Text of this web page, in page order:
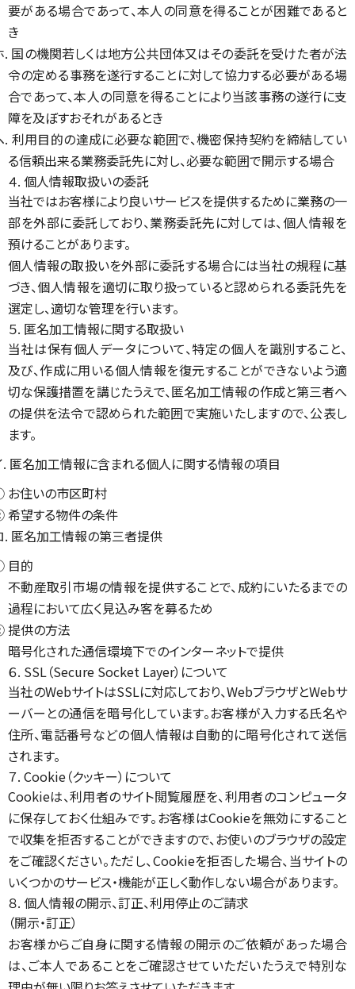
要がある場合であって、本人の同意を得ることが困難であると
き
. 国の機関若しくは地方公共団体又はその委託を受けた者が法
令の定める事務を遂行することに対して協力する必要がある場
合であって、本人の同意を得ることにより当該事務の遂行に支
障を及ぼすおそれがあるとき
. 利用目的の達成に必要な範囲で、機密保持契約を締結してい
る信頼出来る業務委託先に対し、必要な範囲で開示する場合
４. 個人情報取扱いの委託
当社ではお客様により良いサービスを提供するために業務の一
部を外部に委託しており、業務委託先に対しては、個人情報を
預けることがあります。
個人情報の取扱いを外部に委託する場合には当社の規程に基
づき、個人情報を適切に取り扱っていると認められる委託先を
選定し、適切な管理を行います。
５. 匿名加工情報に関する取扱い
当社は保有個人データについて、特定の個人を識別すること、
及び、作成に用いる個人情報を復元することができないよう適
切な保護措置を講じたうえで、匿名加工情報の作成と第三者へ
の提供を法令で認められた範囲で実施いたしますので、公表し
ます。
. 匿名加工情報に含まれる個人に関する情報の項目
住いの市区町村
望する物件の条件
. 匿名加工情報の第三者提供
目的
不動産取引市場の情報を提供することで、成約にいたるまでの
過程において広く見込み客を募るため
供の方法
暗号化された通信環境下でのインターネットで提供
６. SSL（Secure Socket Layer）について
当社のWebサイトはSSLに対応しており、WebブラウザとWebサ
ーバーとの通信を暗号化しています。お客様が入力する氏名や
住所、電話番号などの個人情報は自動的に暗号化されて送信
されます。
７. Cookie（クッキー）について
Cookieは、利用者のサイト閲覧履歴を、利用者のコンピュータ
に保存しておく仕組みです。お客様はCookieを無効にすること
で収集を拒否することができますので、お使いのブラウザの設定
をご確認ください。ただし、Cookieを拒否した場合、当サイトの
いくつかのサービス・機能が正しく動作しない場合があります。
８. 個人情報の開示、訂正、利用停止のご請求
（開示・訂正）
お客様からご自身に関する情報の開示のご依頼があった場合
は、ご本人であることをご確認させていただいたうえで特別な